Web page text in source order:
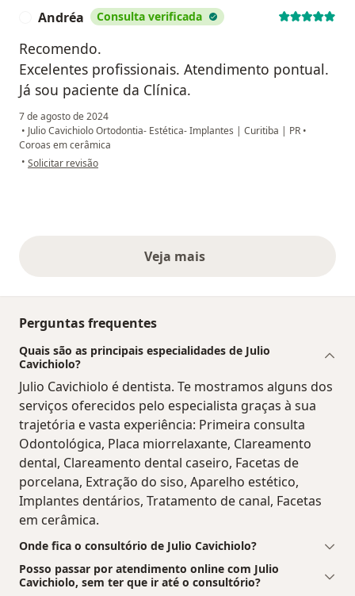
Andréa Consulta verificada
Recomendo.
Excelentes profissionais. Atendimento pontual.
Já sou paciente da Clínica.
7 de agosto de 2024
• Julio Cavichiolo Ortodontia- Estética- Implantes | Curitiba | PR •
Coroas em cerâmica
• na opinião do utilizador Andréa
Solicitar revisão
Veja maisopiniões acima
Perguntas frequentes
Quais são as principais especialidades de Julio
Cavichiolo?
Julio Cavichiolo é dentista. Te mostramos alguns dos
serviços oferecidos pelo especialista graças à sua
trajetória e vasta experiência: Primeira consulta
Odontológica, Placa miorrelaxante, Clareamento
dental, Clareamento dental caseiro, Facetas de
porcelana, Extração do siso, Aparelho estético,
Implantes dentários, Tratamento de canal, Facetas
em cerâmica.
Onde fica o consultório de Julio Cavichiolo?
Posso passar por atendimento online com Julio
Cavichiolo, sem ter que ir até o consultório?